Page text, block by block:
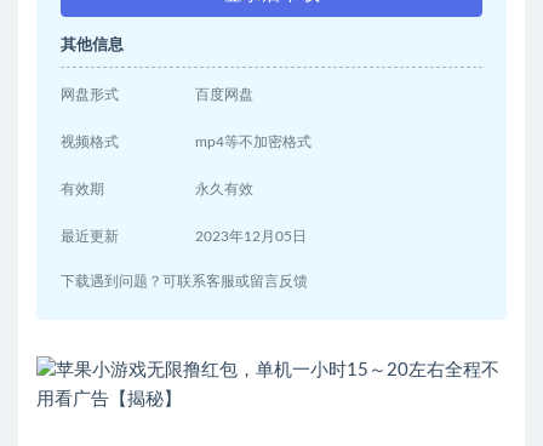
其他信息
网盘形式 百度网盘
视频格式 mp4等不加密格式
有效期 永久有效
最近更新 2023年12月05日
下载遇到问题？可联系客服或留言反馈